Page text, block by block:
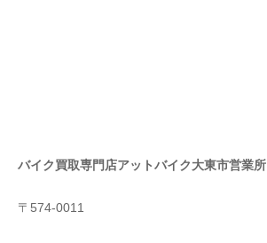
バイク買取専門店アットバイク大東市営業所
〒574-0011